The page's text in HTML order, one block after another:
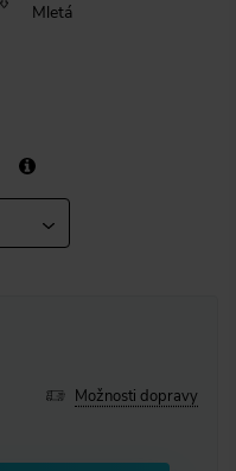
Mletá
Možnosti dopravy